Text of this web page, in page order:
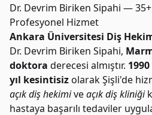
Dr. Devrim Biriken Sipahi — 35+
Profesyonel Hizmet
Ankara Üniversitesi Diş
Dr. Devrim Biriken Sipahi,
doktora derecesi almıştır.
yıl kesintisizolarak Şişli'de
açık diş hekimiveaçık diş kliniği
hastaya başarılı tedaviler